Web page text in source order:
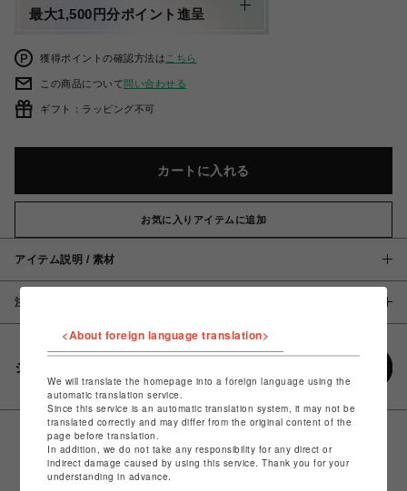
最大1,500円分ポイント進呈
獲得ポイントの確認方法は こちら
この商品について問い合わせる
ギフト：ラッピング不可
カートに入れる
お気に入りアイテムに追加
アイテム説明 / 素材
注意事項
シェアする
<About foreign language translation>
We will translate the homepage into a foreign language using the
automatic translation service.
Since this service is an automatic translation system, it may not be
translated correctly and may differ from the original content of the
page before translation.
In addition, we do not take any responsibility for any direct or
indirect damage caused by using this service. Thank you for your
understanding in advance.